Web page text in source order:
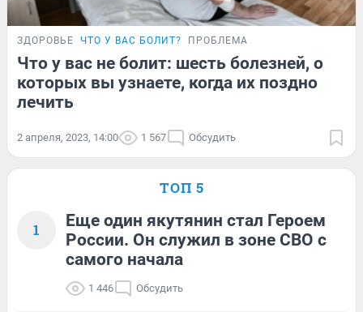
ЗДОРОВЬЕ ЧТО У ВАС БОЛИТ? ПРОБЛЕМА
Что у вас не болит: шесть болезней, о
которых вы узнаете, когда их поздно
лечить
2 апреля, 2023, 14:00 1 567 Обсудить
ТОП 5
1
Еще один якутянин стал Героем
России. Он служил в зоне СВО с
самого начала
1 446 Обсудить